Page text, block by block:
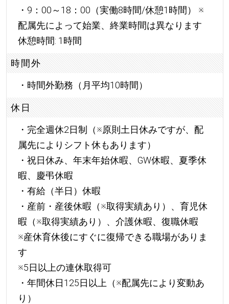
・9：00～18：00（実働8時間/休憩1時間） ※
配属先によって始業、終業時間は異なります
休憩時間: 1時間
時間外
・時間外勤務（月平均10時間）
休日
・完全週休2日制（※原則土日休みですが、配
属先によりシフト休もあります）
・祝日休み、年末年始休暇、GW休暇、夏季休
暇、慶弔休暇
・有給（半日）休暇
・産前・産後休暇（※取得実績あり）、育児休
暇（※取得実績あり）、介護休暇、復職休暇
※産休育休後にすぐに復帰できる職場がありま
す
※5日以上の連休取得可
・年間休日125日以上（※配属先により変動あ
り）